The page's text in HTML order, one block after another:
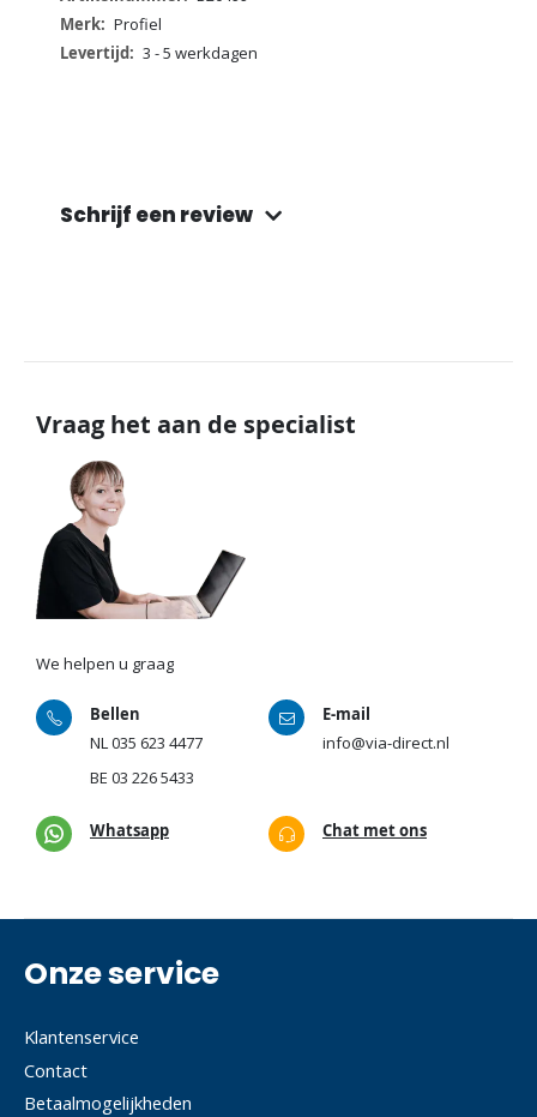
informatieProfiel
3 - 5 werkdagen
Schrijf een review
Vraag het aan de specialist
We helpen u graag
Bellen
NL035 623 4477
BE 03 226 5433
E-mail
info@via-direct.nl
Whatsapp Chat met ons
Onze service
Klantenservice
Contact
Betaalmogelijkheden